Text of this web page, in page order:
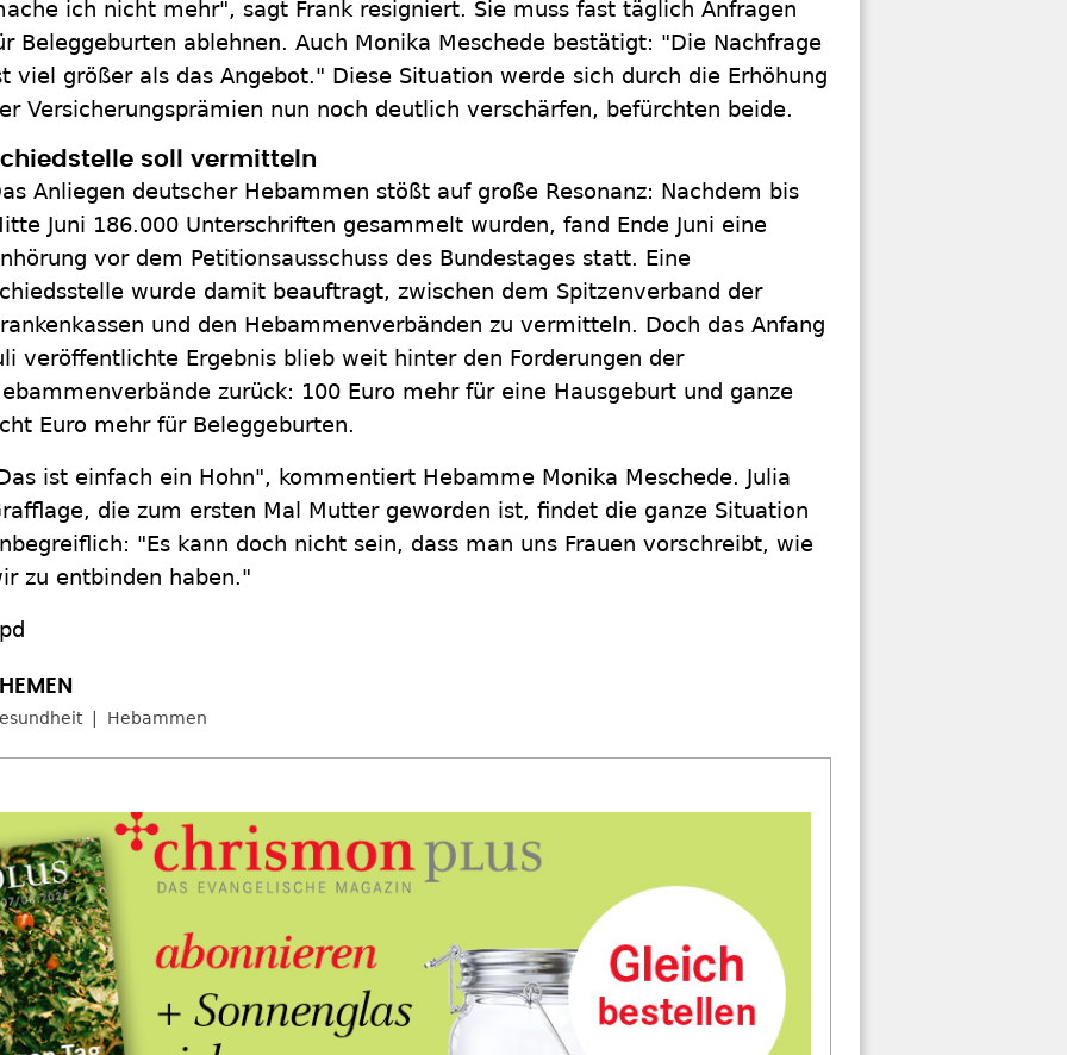
ich nicht mehr", sagt Frank resigniert. Sie muss fast täglich Anfragen
Beleggeburten ablehnen. Auch Monika Meschede bestätigt: "Die Nachfrage
viel größer als das Angebot." Diese Situation werde sich durch die Erhöhung
Versicherungsprämien nun noch deutlich verschärfen, befürchten beide.
soll vermitteln
Anliegen deutscher Hebammen stößt auf große Resonanz: Nachdem bis
Juni 186.000 Unterschriften gesammelt wurden, fand Ende Juni eine
vor dem Petitionsausschuss des Bundestages statt. Eine
wurde damit beauftragt, zwischen dem Spitzenverband der
und den Hebammenverbänden zu vermitteln. Doch das Anfang
veröffentlichte Ergebnis blieb weit hinter den Forderungen der
zurück: 100 Euro mehr für eine Hausgeburt und ganze
Euro mehr für Beleggeburten.
ist einfach ein Hohn", kommentiert Hebamme Monika Meschede. Julia
die zum ersten Mal Mutter geworden ist, findet die ganze Situation
"Es kann doch nicht sein, dass man uns Frauen vorschreibt, wie
zu entbinden haben."
Hebammen